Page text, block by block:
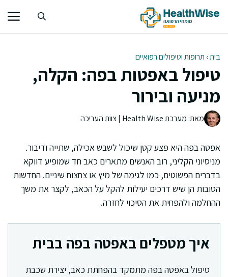
לתוכן
בית› תרופות וטיפולים רפואיים
טיפול באפטות בפה: הקלה,
מניעה ובירור
מאת: מערכת Health Wise | צוות העריכה
אפטה בפה היא פצע קטן שיכול לשבש אכילה, שתייה ודיבור.
מניסיוני הקליני, רוב האנשים מתארים כאב חד שמופיע דווקא
בדברים הפשוטים, כמו לגימה של מיץ או צחצוח שיניים. החדשות
הטובות הן שיש דרכים יעילות להקל על הכאב, לקצר את משך
ההחלמה ולהפחית את הסיכוי לחזרה.
איך מטפלים באפטה בפה בבית
טיפול באפטה בפה מתמקד בהפחתת כאב, יצירת שכבת